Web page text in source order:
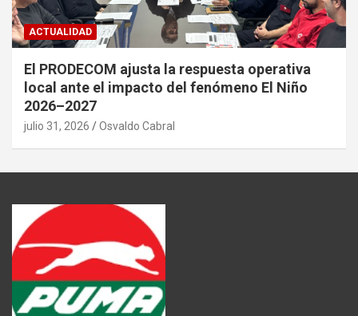
ACTUALIDAD
El PRODECOM ajusta la respuesta operativa
local ante el impacto del fenómeno El Niño
2026–2027
julio 31, 2026 Osvaldo Cabral